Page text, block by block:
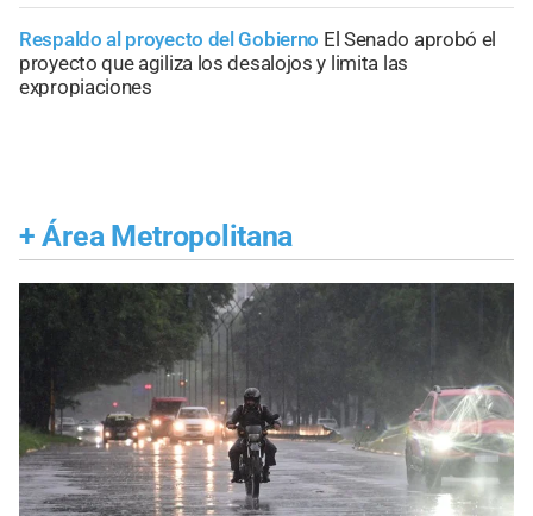
Respaldo al proyecto del Gobierno El Senado aprobó el
proyecto que agiliza los desalojos y limita las
expropiaciones
+ Área Metropolitana